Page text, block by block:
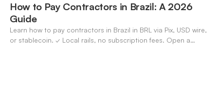
How to Pay Contractors in Brazil: A 2026
Guide
Learn how to pay contractors in Brazil in BRL via Pix, USD wire,
or stablecoin. ✓ Local rails, no subscription fees. Open a